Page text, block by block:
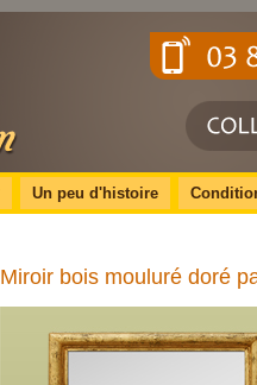
Un peu d'histoire
Miroir bois mouluré doré